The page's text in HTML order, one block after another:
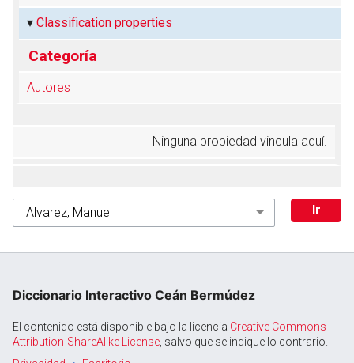
Classification properties
Categoría
Autores
Ninguna propiedad vincula aquí.
Diccionario Interactivo Ceán Bermúdez
El contenido está disponible bajo la licencia Creative Commons
Attribution-ShareAlike License , salvo que se indique lo contrario.